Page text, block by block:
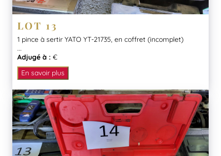
LOT 13
1 pince à sertir YATO YT-21735, en coffret (incomplet)
...
Adjugé à : €
En savoir plus